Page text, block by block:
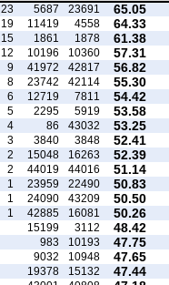
65.05
23691
5687
23
64.33
4558
11419
19
61.38
1878
1861
15
57.31
10360
10196
12
56.82
42817
41972
9
55.30
42114
23742
8
54.42
7811
12719
6
53.58
5919
2295
5
53.25
43032
86
4
52.41
3848
3840
3
52.39
16263
15048
2
51.14
44016
44019
2
50.83
22490
23959
1
50.50
43209
24090
1
50.26
16081
42885
1
48.42
3112
15199
47.75
10193
983
47.65
10948
9032
47.44
15132
19378